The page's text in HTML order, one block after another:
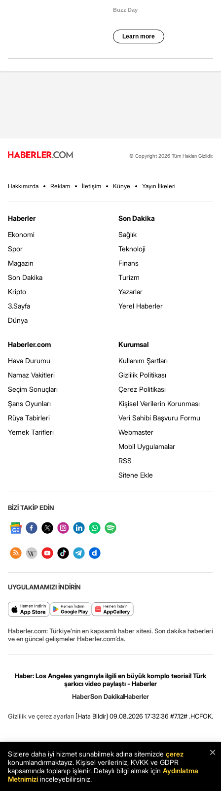
© Copyright 2026 Tüm Hakları Gizlidir.
Hakkımızda Reklam İletişim Künye Yayın İlkeleri
Haberler
Ekonomi
Spor
Magazin
Son Dakika
Kripto
3.Sayfa
Dünya
Son Dakika
Sağlık
Teknoloji
Finans
Turizm
Yazarlar
Yerel Haberler
Haberler.com
Hava Durumu
Namaz Vakitleri
Seçim Sonuçları
Şans Oyunları
Rüya Tabirleri
Yemek Tarifleri
Kurumsal
Kullanım Şartları
Gizlilik Politikası
Çerez Politikası
Kişisel Verilerin Korunması
Veri Sahibi Başvuru Formu
Webmaster
Mobil Uygulamalar
RSS
Sitene Ekle
BİZİ TAKİP EDİN
UYGULAMAMIZI İNDİRİN
Haberler.com: Türkiye’nin en kapsamlı haber sitesi. Son dakika haberleri
ve en güncel gelişmeler Haberler.com’da.
Haber: Los Angeles yangınıyla ilgili en büyük komplo teorisi! Türk
şarkıcı video paylaştı - Haberler
HaberSon DakikaHaberler
Gizlilik ve çerez ayarları [Hata Bildir] 09.08.2026 17:32:36 #7.12# .HCFOK.
×
Sizlere daha iyi hizmet sunabilmek adına sitemizde çerez
konumlandırmaktayız. Kişisel verileriniz, KVKK ve GDPR
kapsamında toplanıp işlenir. Detaylı bilgi almak için Aydınlatma
Metnimizi inceleyebilirsiniz.